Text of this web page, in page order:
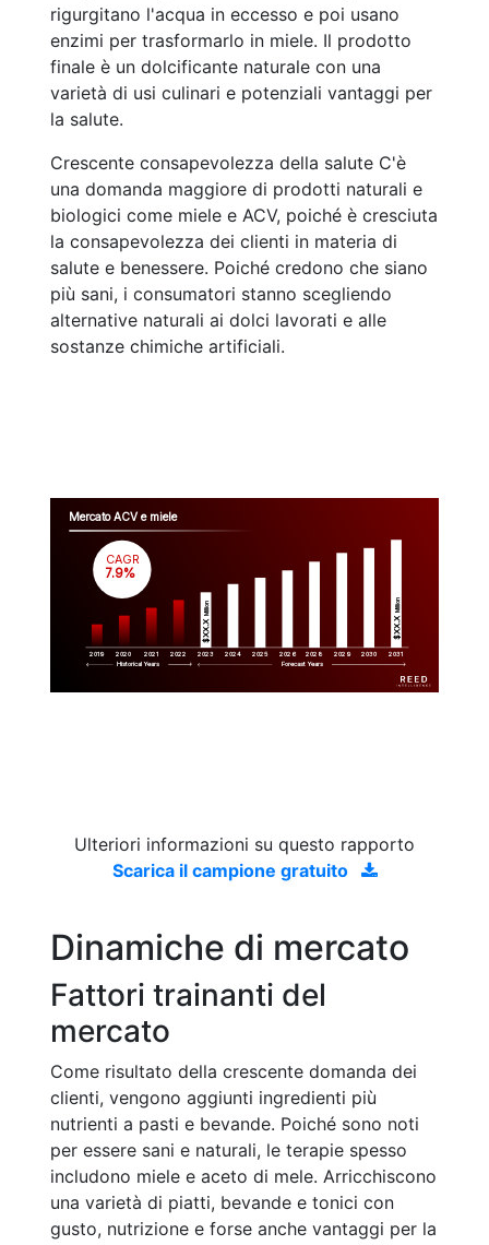
rigurgitano l'acqua in eccesso e poi usano
enzimi per trasformarlo in miele. Il prodotto
finale è un dolcificante naturale con una
varietà di usi culinari e potenziali vantaggi per
la salute.
Crescente consapevolezza della salute C'è
una domanda maggiore di prodotti naturali e
biologici come miele e ACV, poiché è cresciuta
la consapevolezza dei clienti in materia di
salute e benessere. Poiché credono che siano
più sani, i consumatori stanno scegliendo
alternative naturali ai dolci lavorati e alle
sostanze chimiche artificiali.
Mercato ACV e miele
2019 2020 2021 2022 2023 2024 2025 2026 2028 2029 2030 2031
$XX.X
Million
$XX.X
Million
CAGR
7.9%
Historical Years Forecast Years
Ulteriori informazioni su questo rapporto
Scarica il campione gratuito
Dinamiche di mercato
Fattori trainanti del
mercato
Come risultato della crescente domanda dei
clienti, vengono aggiunti ingredienti più
nutrienti a pasti e bevande. Poiché sono noti
per essere sani e naturali, le terapie spesso
includono miele e aceto di mele. Arricchiscono
una varietà di piatti, bevande e tonici con
gusto, nutrizione e forse anche vantaggi per la